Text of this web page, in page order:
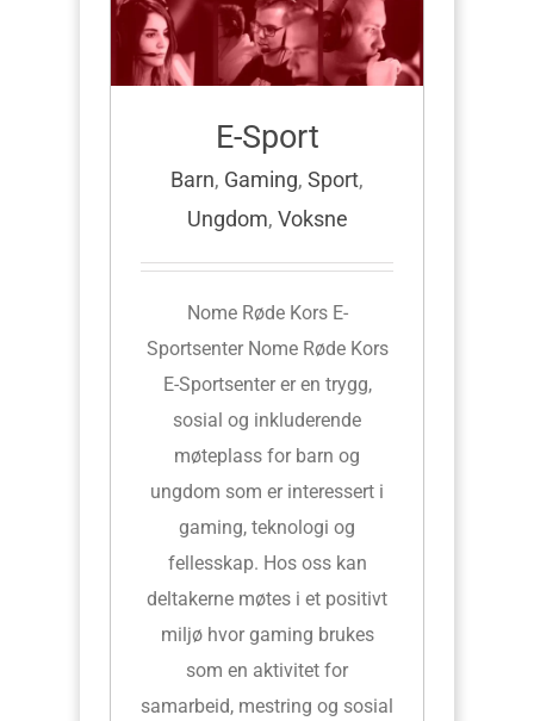
E-Sport
Barn, Gaming, Sport,
Ungdom, Voksne
Nome Røde Kors E-
Sportsenter Nome Røde Kors
E-Sportsenter er en trygg,
sosial og inkluderende
møteplass for barn og
ungdom som er interessert i
gaming, teknologi og
fellesskap. Hos oss kan
deltakerne møtes i et positivt
miljø hvor gaming brukes
som en aktivitet for
samarbeid, mestring og sosial